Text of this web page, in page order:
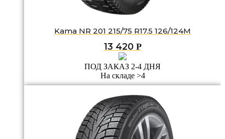
Kama NR 201 215/75 R17.5 126/124M
13 420 Р
ПОД ЗАКАЗ 2-4 ДНЯ
На складе >4